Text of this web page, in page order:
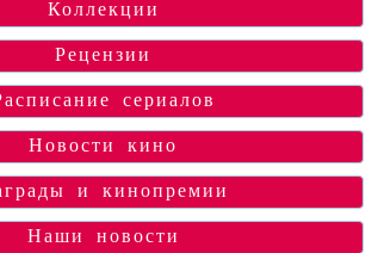
Коллекции
Рецензии
сериалов
Новости кино
и кинопремии
Наши новости